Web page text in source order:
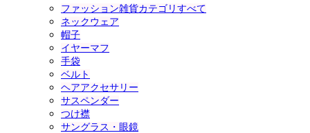
ファッション雑貨カテゴリすべて
ネックウェア
帽子
イヤーマフ
手袋
ベルト
ヘアアクセサリー
サスペンダー
つけ襟
サングラス・眼鏡